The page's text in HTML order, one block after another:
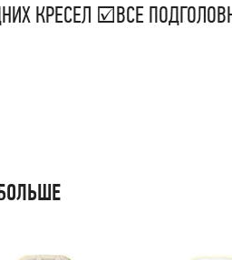
КРЕСЕЛ ☑ВСЕ